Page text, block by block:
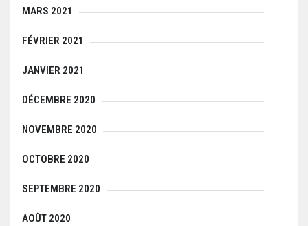
MARS 2021
FÉVRIER 2021
JANVIER 2021
DÉCEMBRE 2020
NOVEMBRE 2020
OCTOBRE 2020
SEPTEMBRE 2020
AOÛT 2020